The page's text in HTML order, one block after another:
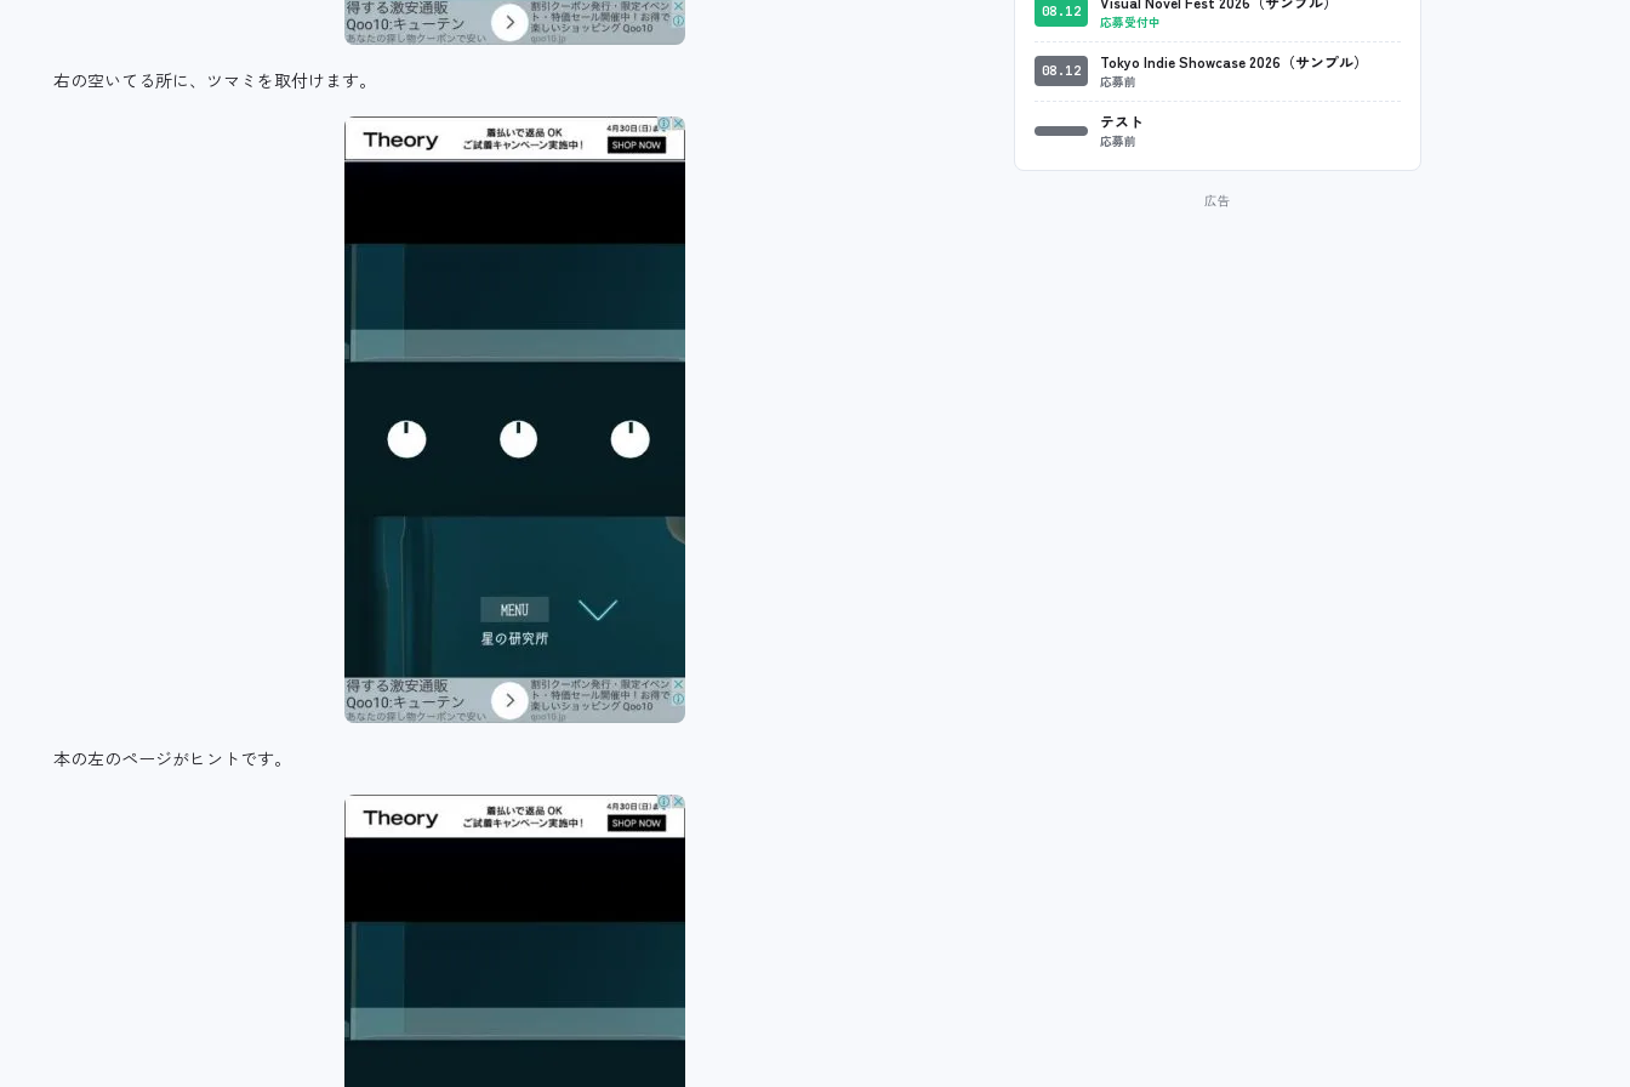
右の空いてる所に、ツマミを取付けます。
本の左のページがヒントです。
08.12
応募受付中
08.12 Tokyo Indie Showcase 2026（サンプル）
応募前
テスト
応募前